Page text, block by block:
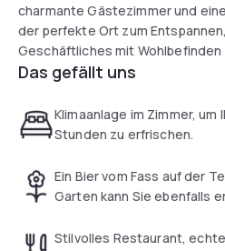
charmante Gästezimmer und
der perfekte Ort zum
Geschäftliches mit Wohlbefinden
Das gefällt uns
Klimaanlage im Zimmer, um
Stunden zu erfrischen.
Ein Bier vom Fass auf der
Garten kann Sie ebenfalls
Stilvolles Restaurant,